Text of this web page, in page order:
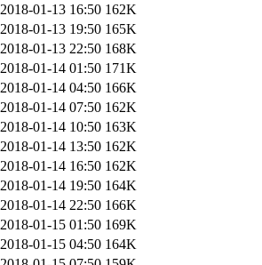
2018-01-13 16:50 162K
2018-01-13 19:50 165K
2018-01-13 22:50 168K
2018-01-14 01:50 171K
2018-01-14 04:50 166K
2018-01-14 07:50 162K
2018-01-14 10:50 163K
2018-01-14 13:50 162K
2018-01-14 16:50 162K
2018-01-14 19:50 164K
2018-01-14 22:50 166K
2018-01-15 01:50 169K
2018-01-15 04:50 164K